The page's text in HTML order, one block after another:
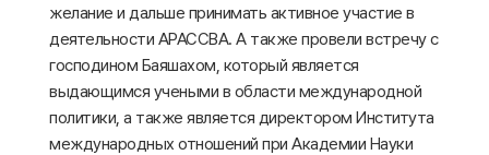
желание и дальше принимать активное участие в
деятельности АРАССВА. А также провели встречу с
господином Баяшахом, который является
выдающимся учеными в области международной
политики, а также является директором Института
международных отношений при Академии Науки